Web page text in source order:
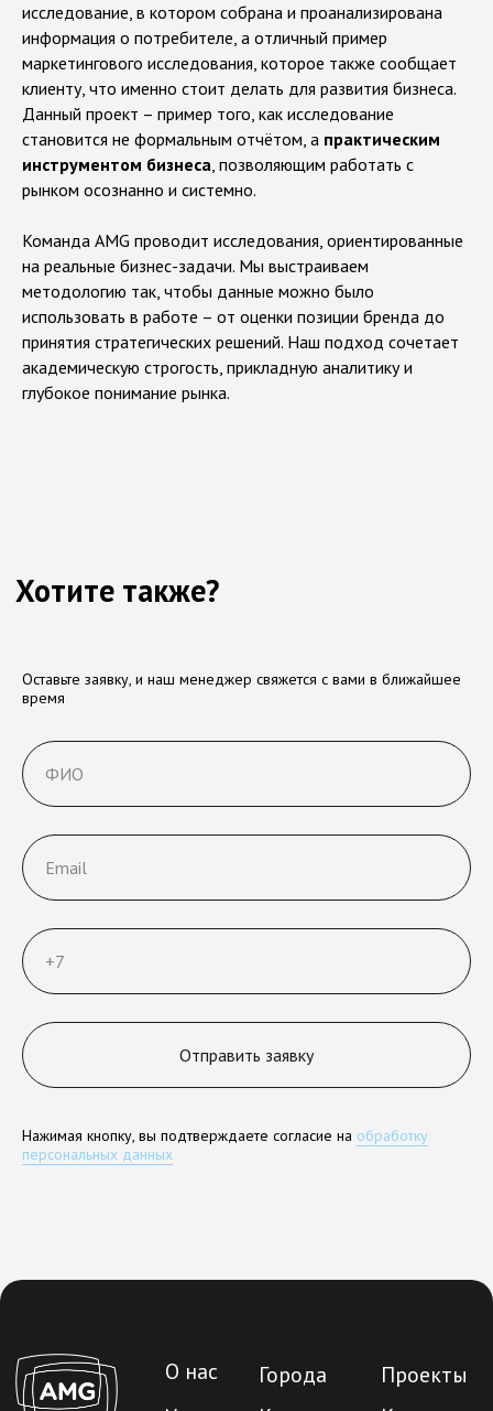
исследование, в котором собрана и проанализирована
информация о потребителе, а отличный пример
маркетингового исследования, которое также сообщает
клиенту, что именно стоит делать для развития бизнеса.
Данный проект – пример того, как исследование
становится не формальным отчётом, а практическим
инструментом бизнеса, позволяющим работать с
рынком осознанно и системно.
Команда AMG проводит исследования, ориентированные
на реальные бизнес-задачи. Мы выстраиваем
методологию так, чтобы данные можно было
использовать в работе – от оценки позиции бренда до
принятия стратегических решений. Наш подход сочетает
академическую строгость, прикладную аналитику и
глубокое понимание рынка.
Оставьте заявку, и наш менеджер свяжется с вами в ближайшее
время
Отправить заявку
Нажимая кнопку, вы подтверждаете согласие на обработку
персональных данных